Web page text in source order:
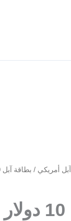
آبل أمريكي / بطاقة آبل 10 دولار – للحساب الأمريكي